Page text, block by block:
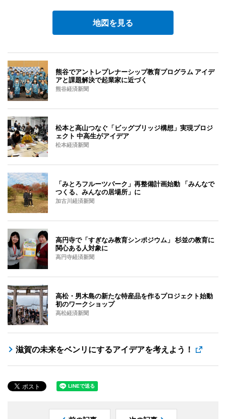
地図を見る
熊谷でアントレプレナーシップ教育プログラム アイデ
アと課題解決で起業家に近づく
熊谷経済新聞
松本と高山つなぐ「ビッグブリッジ構想」実現プロジ
ェクト 中高生がアイデア
松本経済新聞
「みとろフルーツパーク」再整備計画始動 「みんなで
つくる、みんなの居場所」に
加古川経済新聞
高円寺で「すぎなみ教育シンポジウム」 杉並の教育に
関心ある人対象に
高円寺経済新聞
高松・男木島の新たな特産品を作るプロジェクト始動
初のワークショップ
高松経済新聞
滋賀の未来をベンリにするアイデアを考えよう！